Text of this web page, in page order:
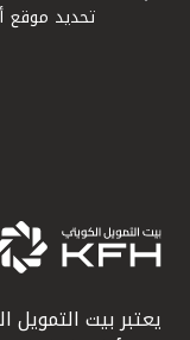
تحديد موقع
يعتبر بيت